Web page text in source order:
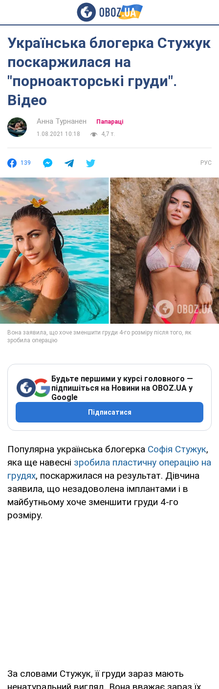
Українська блогерка Стужук
поскаржилася на
"порноакторські груди".
Відео
Анна Турнанен
Папараці
1.08.2021 10:18
4,7 т.
139 РУС
Будьте першими у курсі головного —
підпишіться на Новини на OBOZ.UA у
Google
Підписатися
Популярна українська блогерка Софія Стужук,
яка ще навесні зробила пластичну операцію на
грудях, поскаржилася на результат. Дівчина
заявила, що незадоволена імплантами і в
майбутньому хоче зменшити груди 4-го
розміру.
За словами Стужук, її груди зараз мають
ненатуральний вигляд. Вона вважає зараз їх